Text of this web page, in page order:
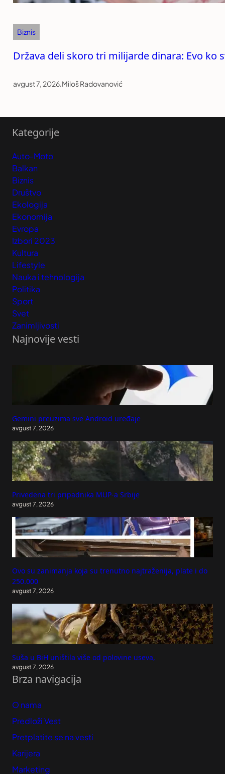
Biznis
Država deli skoro tri milijarde dinara: Evo
avgust 7, 2026.Miloš Radovanović
Kategorije
Auto-Moto
Balkan
Biznis
Društvo
Ekologija
Ekonomija
Evropa
Izbori 2023
Kultura
Lifestyle
Nauka i tehnologija
Politika
Sport
Svet
Zanimljivosti
Najnovije vesti
Gemini preuzima sve Android uređaje
avgust 7, 2026
Privedena tri pripadnika MUP-a Srbije
avgust 7, 2026
Ovo su zanimanja koja su trenutno najtraženija, plate i do
250.000
avgust 7, 2026
Suša u BiH uništila više od polovine useva,
avgust 7, 2026
Brza navigacija
O nama
Predloži Vest
Pretplatite se na vesti
Karijera
Marketing